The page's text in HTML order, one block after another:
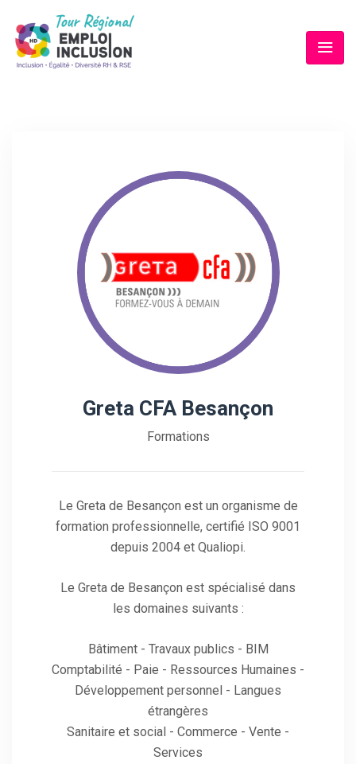
Greta CFA Besançon
Formations
Le Greta de Besançon est un organisme de
formation professionnelle, certifié ISO 9001
depuis 2004 et Qualiopi.
Le Greta de Besançon est spécialisé dans
les domaines suivants :
Bâtiment - Travaux publics - BIM
Comptabilité - Paie - Ressources Humaines -
Développement personnel - Langues
étrangères
Sanitaire et social - Commerce - Vente -
Services